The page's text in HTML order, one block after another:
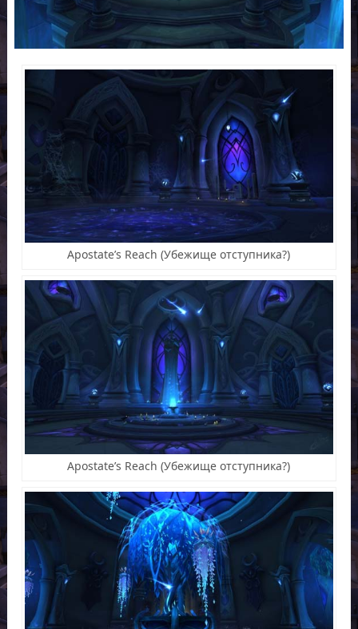
Apostate’s Reach (Убежище отступника?)
Apostate’s Reach (Убежище отступника?)